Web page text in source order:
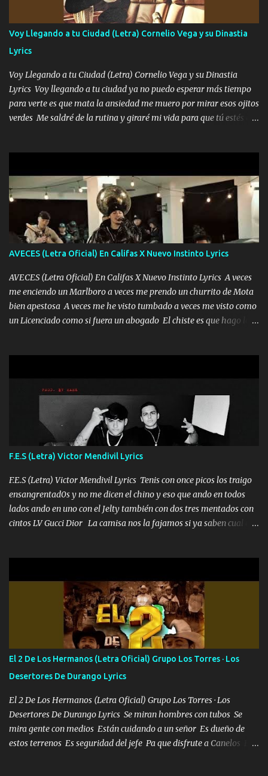
quiero contigo que seas dichosa al estar conmigo Y ya borracho
contéstame la llamada pa dedicarte unas bonitas palabras así
borracho me animo a decirte todo y puedo describirlo mucho que
me encantes Decirte que me siento muy feliz y emocionado por
tenerte aquí espero que quiera...
Voy Llegando a tu Ciudad (Letra) Cornelio Vega y su Dinastia
Lyrics
Voy Llegando a tu Ciudad (Letra) Cornelio Vega y su Dinastia
Lyrics Voy llegando a tu ciudad ya no puedo esperar más tiempo
para verte es que mata la ansiedad me muero por mirar esos ojitos
verdes Me saldré de la rutina y giraré mi vida para que tú estés en
solo yo tendre el candado 🔒 del amor ❤️ Música Mil y un besos
para dar ya estando en tu ciudad no habrá quien lo detenga si las
copas van de más vayamos a un lugar y cerremos las puertas
Entre alcohol y besos se va incrementado el Fuego en esa
habitación ya no mires más el reloj Única por donde vas me curas
tú mi mal moviendo tu silueta no hay otra que te sea igual te ves
tan especial por eso es que me tientas Aquí estoy no dejaré que se
te acerque nadie porque solo yo tendre el candado 🔒 del a...
AVECES (Letra Oficial) En Califas X Nuevo Instinto Lyrics
AVECES (Letra Oficial) En Califas X Nuevo Instinto Lyrics A veces
me enciendo un Marlboro a veces me prendo un churrito de Mota
bien apestosa A veces me he visto tumbado a veces me visto como
un Licenciado como si fuera un abogado El chiste es que hago lo
corriente no quieren verte subir de level trucha mis plebes Música
A veces me pongo un sombrero a veces me ven la cachucha de lado
con la mirada siempre en alto A veces me fajó una super o a veces
me fajó una Glock siempre armado todas las generaciones yo
traigo El chiste es que hago lo que quiero pues así soy me mandó
yo tengo el control a todos yo les paro el dedo soy hocicon un
malcriado un malandrón Que Les importa no saben nada falsas
las risas las que me miran hay gente corriente no quieren ve...
F.E.S (Letra) Victor Mendivil Lyrics
F.E.S (Letra) Victor Mendivil Lyrics Tenis con once picos los traigo
ensangrentad0s y no me dicen el chino y eso que ando en todos
lados ando en uno con el Jelty también con dos tres mentados con
cintos LV Gucci Dior La camisa nos la fajamos si ya saben cual es
estándares 110 mil records de pistas no me falta mucho para
verme en las revistas Ya pasé Italia Japón Madrid Milán y también
Francia ropa de 100.000 bolas Louis vuitton es mi fragancia
repleta de presidentes la bolsa estoy en mi pic si no se han dado
cuenta chequeen gráficas del kitch
El 2 De Los Hermanos (Letra Oficial) Grupo Los Torres · Los
Desertores De Durango Lyrics
El 2 De Los Hermanos (Letra Oficial) Grupo Los Torres · Los
Desertores De Durango Lyrics Se miran hombres con tubos Se
mira gente con medios Están cuidando a un señor Es dueño de
estos terrenos Es seguridad del jefe Pa que disfrute a Canelos Es